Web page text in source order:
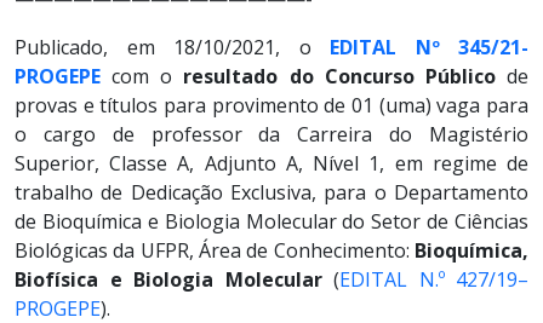
Publicado, em 18/10/2021, o EDITAL Nº 345/21-
PROGEPE com o resultado do Concurso Públicode
provas e títulos para provimento de 01 (uma) vaga para
o cargo de professor da Carreira do Magistério
Superior, Classe A, Adjunto A, Nível 1, em regime de
trabalho de Dedicação Exclusiva, para o Departamento
de Bioquímica e Biologia Molecular do Setor de Ciências
Biológicas da UFPR, Área de Conhecimento: Bioquímica,
Biofísica e Biologia Molecular(EDITAL N.º 427/19–
PROGEPE).